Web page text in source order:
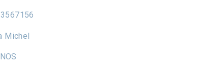
Michel